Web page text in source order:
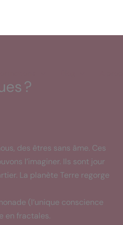
?
des êtres sans âme. Ces
l’imaginer. Ils sont jour
La planète Terre regorge
(l’unique conscience
en fractales.